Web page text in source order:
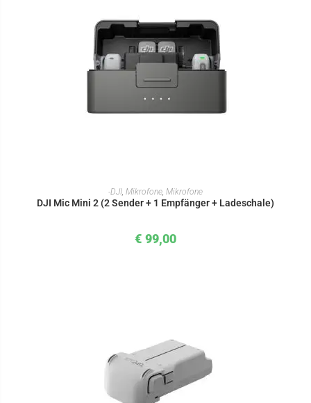
IN DEN WARENKORB
-DJI, Mikrofone, Mikrofone
DJI Mic Mini 2 (2 Sender + 1 Empfänger + Ladeschale)
€ 99,00